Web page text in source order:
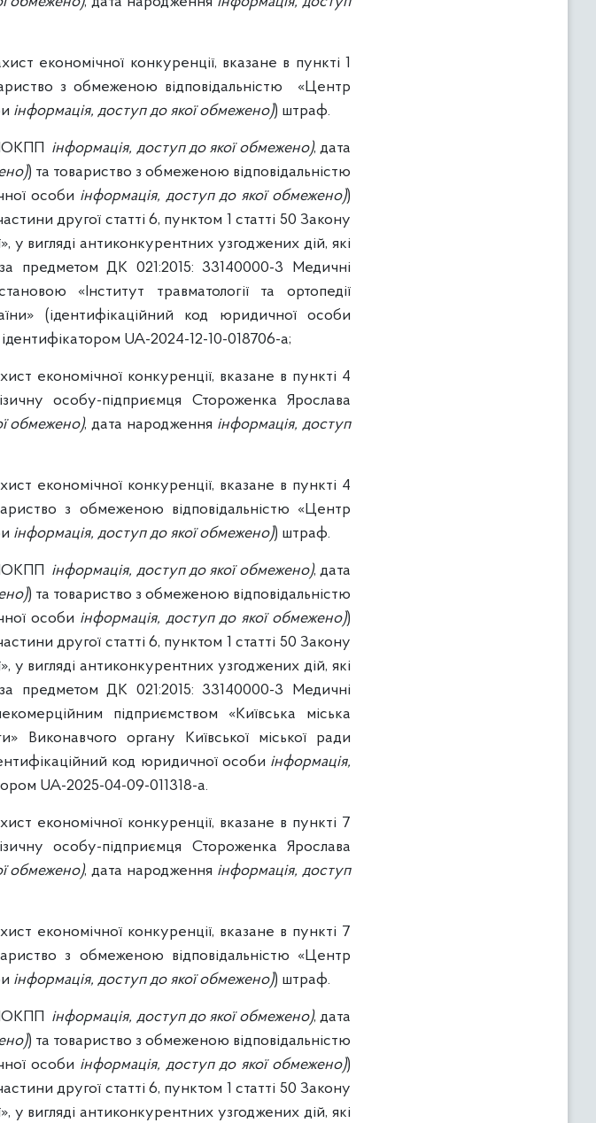
економічної конкуренції, вказане в пункті 1
з обмеженою відповідальністю «Центр
інформація, доступ до якої обмежено)) штраф.
інформація, доступ до якої обмежено), дата
) та товариство з обмеженою відповідальністю
особи інформація, доступ до якої обмежено))
другої статті 6, пунктом 1 статті 50 Закону
у вигляді антиконкурентних узгоджених дій, які
за предметом ДК 021:2015: 33140000-3 Медичні
«Інститут травматології та ортопедії
(ідентифікаційний код юридичної особи
ідентифікатором UA-2024-12-10-018706-a;
економічної конкуренції, вказане в пункті 4
особу-підприємця Стороженка Ярослава
обмежено), дата народження інформація, доступ
економічної конкуренції, вказане в пункті 4
з обмеженою відповідальністю «Центр
інформація, доступ до якої обмежено)) штраф.
інформація, доступ до якої обмежено), дата
) та товариство з обмеженою відповідальністю
особи інформація, доступ до якої обмежено))
другої статті 6, пунктом 1 статті 50 Закону
у вигляді антиконкурентних узгоджених дій, які
за предметом ДК 021:2015: 33140000-3 Медичні
підприємством «Київська міська
Виконавчого органу Київської міської ради
код юридичної особи інформація,
UA-2025-04-09-011318-a.
економічної конкуренції, вказане в пункті 7
особу-підприємця Стороженка Ярослава
обмежено), дата народження інформація, доступ
економічної конкуренції, вказане в пункті 7
з обмеженою відповідальністю «Центр
інформація, доступ до якої обмежено)) штраф.
інформація, доступ до якої обмежено), дата
) та товариство з обмеженою відповідальністю
особи інформація, доступ до якої обмежено))
другої статті 6, пунктом 1 статті 50 Закону
у вигляді антиконкурентних узгоджених дій, які